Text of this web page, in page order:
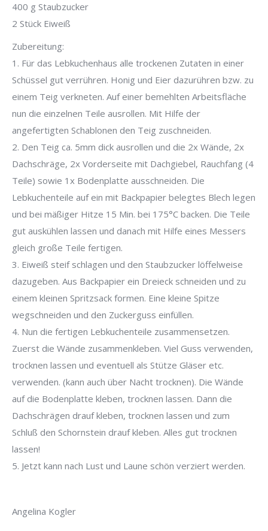
400 g Staubzucker
2 Stück Eiweiß
Zubereitung:
1. Für das Lebkuchenhaus alle trockenen Zutaten in einer
Schüssel gut verrühren. Honig und Eier dazurühren bzw. zu
einem Teig verkneten. Auf einer bemehlten Arbeitsfläche
nun die einzelnen Teile ausrollen. Mit Hilfe der
angefertigten Schablonen den Teig zuschneiden.
2. Den Teig ca. 5mm dick ausrollen und die 2x Wände, 2x
Dachschräge, 2x Vorderseite mit Dachgiebel, Rauchfang (4
Teile) sowie 1x Bodenplatte ausschneiden. Die
Lebkuchenteile auf ein mit Backpapier belegtes Blech legen
und bei mäßiger Hitze 15 Min. bei 175°C backen. Die Teile
gut auskühlen lassen und danach mit Hilfe eines Messers
gleich große Teile fertigen.
3. Eiweiß steif schlagen und den Staubzucker löffelweise
dazugeben. Aus Backpapier ein Dreieck schneiden und zu
einem kleinen Spritzsack formen. Eine kleine Spitze
wegschneiden und den Zuckerguss einfüllen.
4. Nun die fertigen Lebkuchenteile zusammensetzen.
Zuerst die Wände zusammenkleben. Viel Guss verwenden,
trocknen lassen und eventuell als Stütze Gläser etc.
verwenden. (kann auch über Nacht trocknen). Die Wände
auf die Bodenplatte kleben, trocknen lassen. Dann die
Dachschrägen drauf kleben, trocknen lassen und zum
Schluß den Schornstein drauf kleben. Alles gut trocknen
lassen!
5. Jetzt kann nach Lust und Laune schön verziert werden.
Angelina Kogler